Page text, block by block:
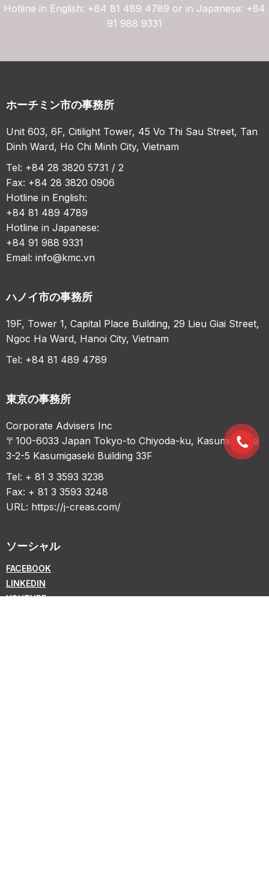
Hotline in English: +84 81 489 4789 or in Japanese: +84
91 988 9331
ホーチミン市の事務所
Unit 603, 6F, Citilight Tower, 45 Vo Thi Sau Street, Tan
Dinh Ward, Ho Chi Minh City, Vietnam
Tel: +84 28 3820 5731 / 2
Fax: +84 28 3820 0906
Hotline in English:
+84 81 489 4789
Hotline in Japanese:
+84 91 988 9331
Email:info@kmc.vn
ハノイ市の事務所
19F, Tower 1, Capital Place Building, 29 Lieu Giai Street,
Ngoc Ha Ward, Hanoi City, Vietnam
Tel: +84 81 489 4789
東京の事務所
Corporate Advisers Inc
〒100-6033 Japan Tokyo-to Chiyoda-ku, Kasumigaseki
3-2-5 Kasumigaseki Building 33F
Tel: + 81 3 3593 3238
Fax: + 81 3 3593 3248
URL: https://j-creas.com/
ソーシャル
FACEBOOK
LINKEDIN
YOUTUBE